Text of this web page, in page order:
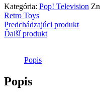
My
Little
Pony
-
Kategória: Pop! Television
Retro Toys
Predchádzajúci produkt
Ďalší produkt
Popis
Popis